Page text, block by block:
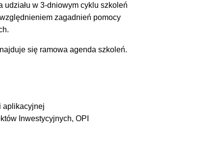
w 3-dniowym cyklu szkoleń
zagadnień pomocy
się ramowa agenda szkoleń.
aplikacyjnej
Inwestycyjnych, OPI